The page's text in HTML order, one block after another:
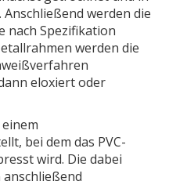
werden die
nach Spezifikation
werden die
eloxiert oder
bei dem das PVC-
wird. Die dabei